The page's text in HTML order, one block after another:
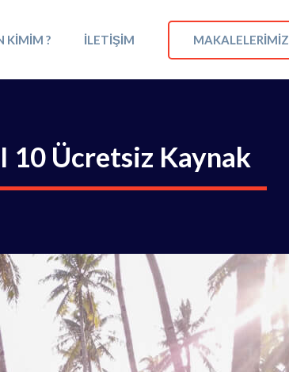
KIMIM ? İLETIŞIM MAKALELERIMIZ
10 Ücretsiz Kaynak